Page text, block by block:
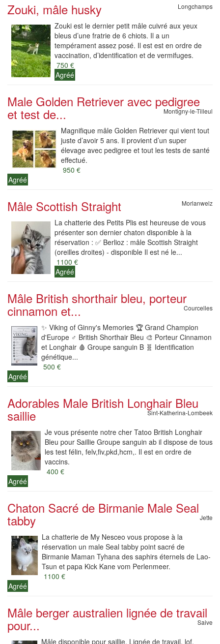
Zouki, mâle husky Longchamps
Zouki est le dernier petit mâle cuivré aux yeux
bleus d’une fratrie de 6 chiots. Il a un
tempérament assez posé. Il est est en ordre de
vaccination, d’identification et de vermifuges.
750 €
Agréé
Male Golden Retriever avec pedigree
et test de... Montigny-le-Tilleul
Magnifique mâle Golden Retriever qui vient tout
juste d’avoir 5 ans. Il provient d’un super
élevage avec pedigree et tout les tests de santé
effectué.
950 €
Agréé
Mâle Scottish Straight Morlanwelz
La chatterie des Petits Plis est heureuse de vous
présenter son dernier chaton disponible à la
réservation : ✅ Berlioz : mâle Scottish Straight
(oreilles droites) - disponible Il est né le...
1100 €
Agréé
Mâle British shorthair bleu, porteur
cinnamon et... Courcelles
✨️ Viking of Ginny's Memories 🏆 Grand Champion
d'Europe ♂️ British Shorthair Bleu 🎨 Porteur Cinnamon
et Longhair 🩸 Groupe sanguin B 🧬 Identification
génétique...
500 €
Agréé
Adorables Male British Longhair Bleu
saillie Sint-Katherina-Lombeek
Je vous présente notre cher Tatoo British Longhair
Bleu pour Saillie Groupe sanguin ab il dispose de tous
les test félin, felv,fiv,pkd,hcm,. Il est en ordre de
vaccins.
400 €
Agréé
Chaton Sacré de Birmanie Male Seal
tabby Jette
La chatterie de My Nesceo vous propose à la
réservation un male Seal tabby point sacré de
Birmanie Maman Tyhana des saphirs éternels de Lao-
Tsun et papa Kick Kane vom Perlenmeer.
1100 €
Agréé
Mâle berger australien lignée de travail
pour... Saive
Mâle disponible pour saillie. Lignée de travail, lof,